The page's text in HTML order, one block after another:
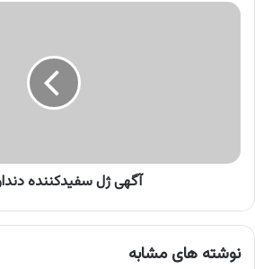
آگهی
آگهی ژل سفیدکننده
نوشته های مشابه